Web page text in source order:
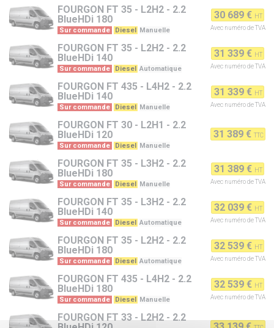
FOURGON FT 35 - L2H2 - 2.2
BlueHDi 180
Sur commande Diesel Manuelle
30 689 € HT
Avec numéro de TVA
FOURGON FT 35 - L2H2 - 2.2
BlueHDi 140
Sur commande Diesel Automatique
31 339 € HT
Avec numéro de TVA
FOURGON FT 435 - L4H2 - 2.2
BlueHDi 140
Sur commande Diesel Manuelle
31 339 € HT
Avec numéro de TVA
FOURGON FT 30 - L2H1 - 2.2
BlueHDi 120
Sur commande Diesel Manuelle
31 389 € TTC
FOURGON FT 35 - L3H2 - 2.2
BlueHDi 180
Sur commande Diesel Manuelle
31 389 € HT
Avec numéro de TVA
FOURGON FT 35 - L3H2 - 2.2
BlueHDi 140
Sur commande Diesel Automatique
32 039 € HT
Avec numéro de TVA
FOURGON FT 35 - L2H2 - 2.2
BlueHDi 180
Sur commande Diesel Automatique
32 539 € HT
Avec numéro de TVA
FOURGON FT 435 - L4H2 - 2.2
BlueHDi 180
Sur commande Diesel Manuelle
32 539 € HT
Avec numéro de TVA
FOURGON FT 33 - L2H2 - 2.2